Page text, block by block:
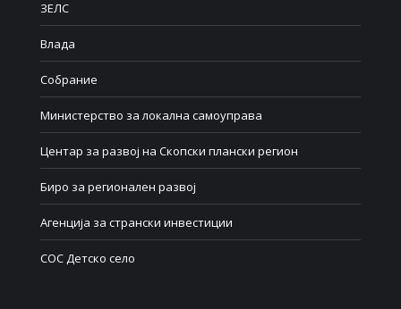
ЗЕЛС
Влада
Собрание
Министерство за локална самоуправа
Центар за развој на Скопски плански регион
Биро за регионален развој
Агенција за странски инвестиции
СОС Детско село